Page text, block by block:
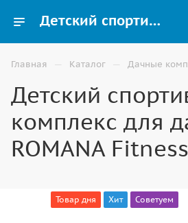
Детский спортивный комплекс для дачи ROMANA Fitness купить в Астрахани
Главная — Каталог — Дачные
Детский
комплекс для
ROMANA Fitness
Товар дня Хит Советуем